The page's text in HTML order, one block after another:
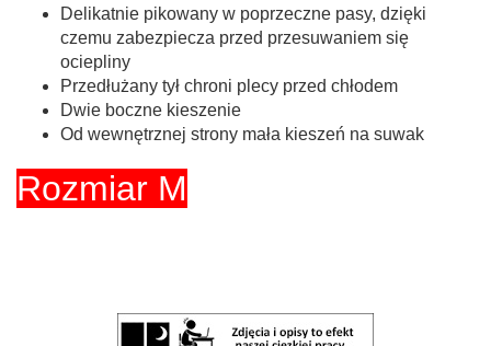
Delikatnie pikowany w poprzeczne pasy, dzięki
czemu zabezpiecza przed przesuwaniem się
ociepliny
Przedłużany tył chroni plecy przed chłodem
Dwie boczne kieszenie
Od wewnętrznej strony mała kieszeń na suwak
Rozmiar M